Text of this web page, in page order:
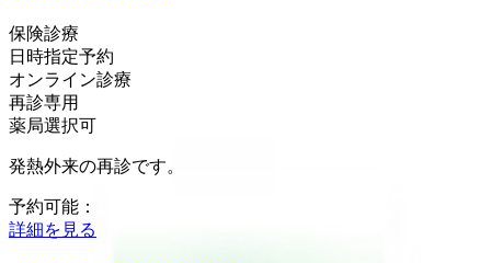
保険診療
日時指定予約
オンライン診療
再診専用
薬局選択可
発熱外来の再診です。
予約可能：
詳細を見る